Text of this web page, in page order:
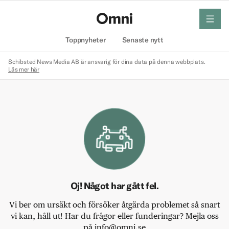
Toppnyheter Senaste nytt
meny
Schibsted News Media AB är ansvarig för dina data på denna webbplats.
Läs mer här
Oj! Något har gått fel.
Vi ber om ursäkt och försöker åtgärda problemet så snart
vi kan, håll ut! Har du frågor eller funderingar? Mejla oss